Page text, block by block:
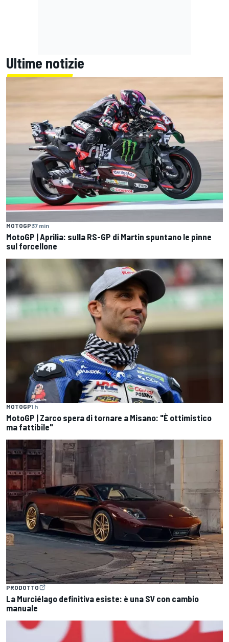
Ultime notizie
MOTOGP37 min
MotoGP | Aprilia: sulla RS-GP di Martin spuntano le pinne
sul forcellone
MOTOGP1 h
MotoGP | Zarco spera di tornare a Misano: "È ottimistico
ma fattibile"
PRODOTTO
La Murciélago definitiva esiste: è una SV con cambio
manuale